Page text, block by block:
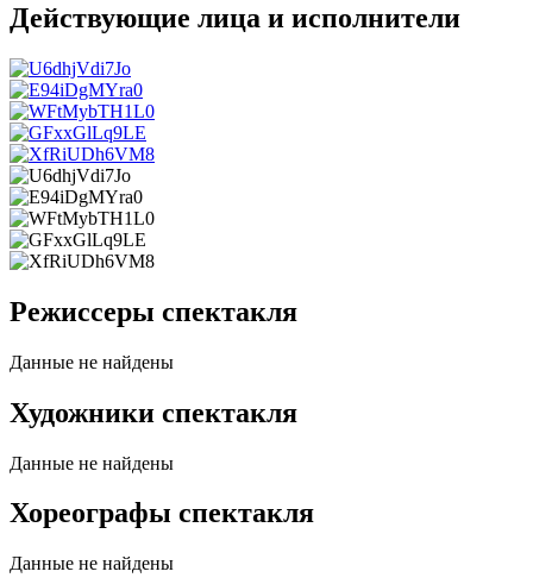
Действующие лица и исполнители
Режиссеры спектакля
Данные не найдены
Художники спектакля
Данные не найдены
Хореографы спектакля
Данные не найдены